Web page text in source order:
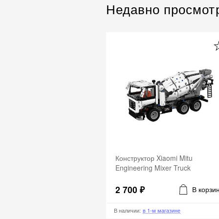
Недавно
Конструктор Xiaomi Mitu
Engineering Mixer Truck
2 700 ₽ В
В наличии: в 1-м магазине